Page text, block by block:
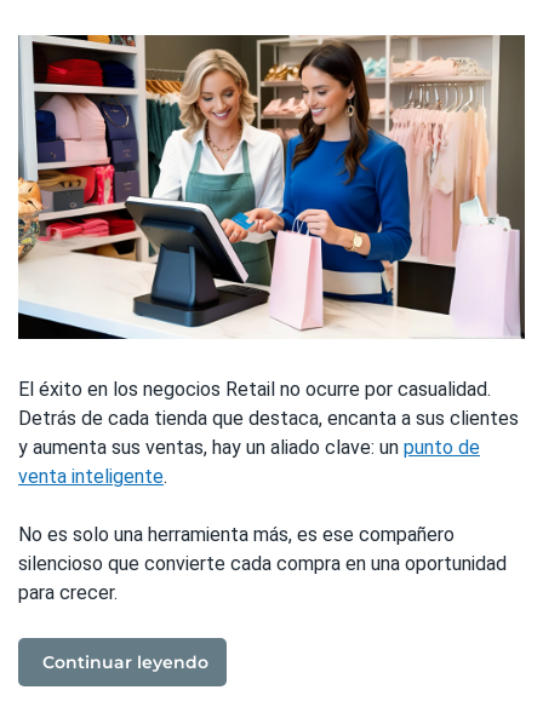
El éxito en los negocios Retail no ocurre por casualidad.
Detrás de cada tienda que destaca, encanta a sus clientes
y aumenta sus ventas, hay un aliado clave: un punto de
venta inteligente.
No es solo una herramienta más, es ese compañero
silencioso que convierte cada compra en una oportunidad
para crecer.
Continuar leyendo